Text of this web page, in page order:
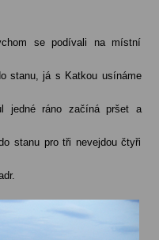
se podívali na místní
stanu, já s Katkou usínáme
jedné ráno začíná pršet a
stanu pro tři nevejdou čtyři